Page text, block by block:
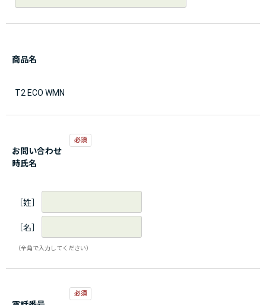
商品名
T2 ECO WMN
お問い合わせ
時氏名
［姓］
［名］
（全角で入力してください）